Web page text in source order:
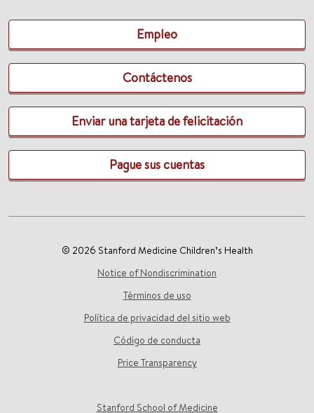
Empleo
Contáctenos
Enviar una tarjeta de felicitación
Pague sus cuentas
© 2026 Stanford Medicine Children’s Health
Notice of Nondiscrimination
Términos de uso
Política de privacidad del sitio web
Código de conducta
Price Transparency
Stanford School of Medicine